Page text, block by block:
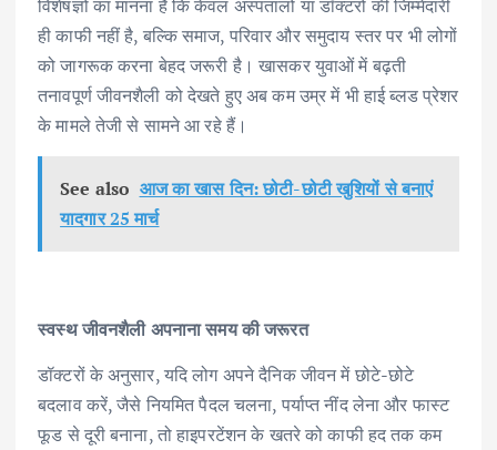
विशेषज्ञों का मानना है कि केवल अस्पतालों या डॉक्टरों की जिम्मेदारी
ही काफी नहीं है, बल्कि समाज, परिवार और समुदाय स्तर पर भी लोगों
को जागरूक करना बेहद जरूरी है। खासकर युवाओं में बढ़ती
तनावपूर्ण जीवनशैली को देखते हुए अब कम उम्र में भी हाई ब्लड प्रेशर
के मामले तेजी से सामने आ रहे हैं।
See also आज का खास दिन: छोटी-छोटी खुशियों से बनाएं
यादगार 25 मार्च
स्वस्थ जीवनशैली अपनाना समय की जरूरत
डॉक्टरों के अनुसार, यदि लोग अपने दैनिक जीवन में छोटे-छोटे
बदलाव करें, जैसे नियमित पैदल चलना, पर्याप्त नींद लेना और फास्ट
फूड से दूरी बनाना, तो हाइपरटेंशन के खतरे को काफी हद तक कम